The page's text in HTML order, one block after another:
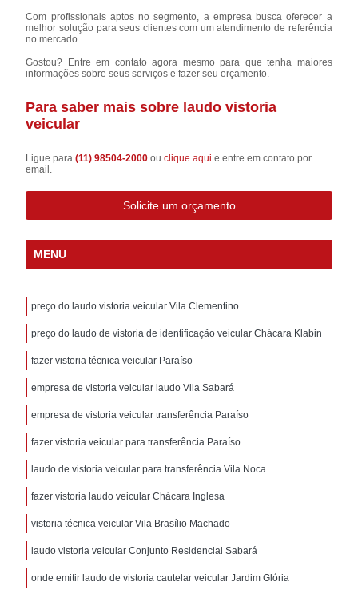
Com profissionais aptos no segmento, a empresa busca oferecer a
melhor solução para seus clientes com um atendimento de referência
no mercado
Gostou? Entre em contato agora mesmo para que tenha maiores
informações sobre seus serviços e fazer seu orçamento.
Para saber mais sobre laudo vistoria
veicular
Ligue para(11) 98504-2000ouclique aqui e entre em contato por
email.
Solicite um orçamento
MENU
preço do laudo vistoria veicular Vila Clementino
preço do laudo de vistoria de identificação veicular Chácara Klabin
fazer vistoria técnica veicular Paraíso
empresa de vistoria veicular laudo Vila Sabará
empresa de vistoria veicular transferência Paraíso
fazer vistoria veicular para transferência Paraíso
laudo de vistoria veicular para transferência Vila Noca
fazer vistoria laudo veicular Chácara Inglesa
vistoria técnica veicular Vila Brasílio Machado
laudo vistoria veicular Conjunto Residencial Sabará
onde emitir laudo de vistoria cautelar veicular Jardim Glória